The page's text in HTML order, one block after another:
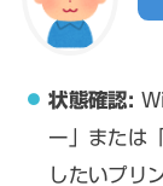
状態確認:
ー」または
したいプリ